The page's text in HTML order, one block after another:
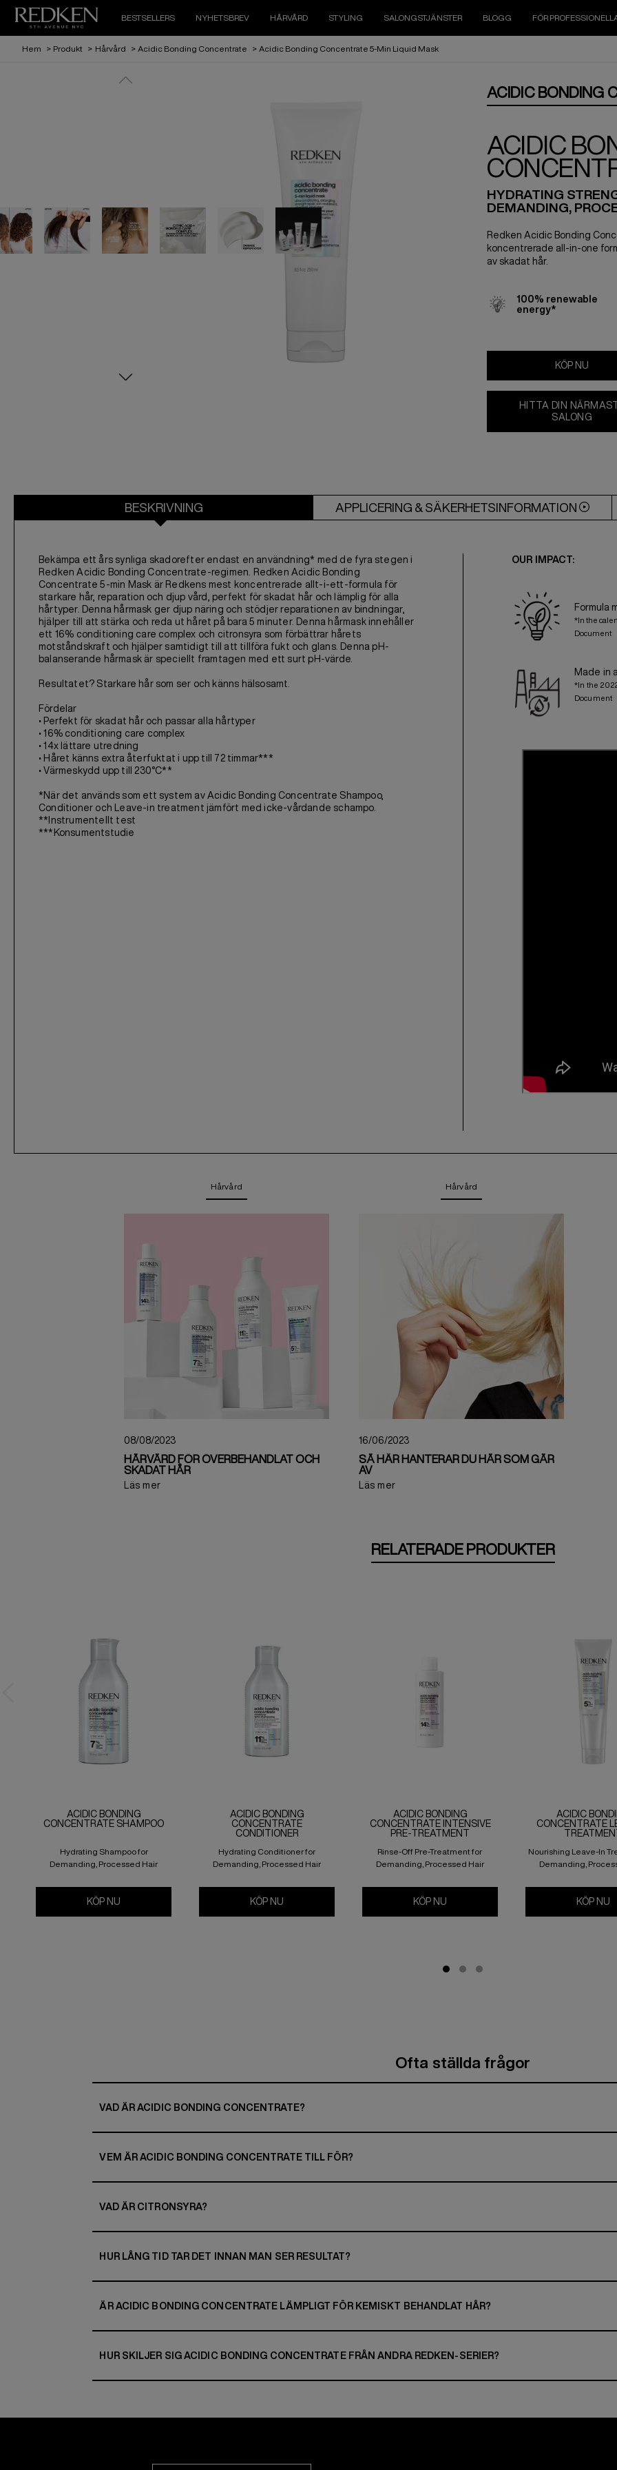
BESTSELLERS NYHETSBREV HÅRVÅRD STYLING SALONGSTJÄNSTER BLOGG FÖR
Hem > Produkt > Hårvård > Acidic Bonding Concentrate > Acidic Bonding Concentrate 5-Min Liquid Mask
ACIDIC BONDING
ACIDIC
HYDRATING
DEMANDING,
Redken Acidic Bonding
koncentrerade all-in-one
av skadat hår.
100% renewable
energy*
KÖP NU
HITTA DIN
SALONG
BESKRIVNING APPLICERING & SÄKERHETSINFORMATION
Bekämpa ett års synliga skadorefter endast en användning* med de fyra stegen i
Redken Acidic Bonding Concentrate-regimen. Redken Acidic Bonding
Concentrate 5-min Mask är Redkens mest koncentrerade allt-i-ett-formula för
starkare hår, reparation och djup vård, perfekt för skadat hår och lämplig för alla
hårtyper. Denna hårmask ger djup näring och stödjer reparationen av bindningar,
hjälper till att stärka och reda ut håret på bara 5 minuter. Denna hårmask innehåller
ett 16% conditioning care complex och citronsyra som förbättrar hårets
motståndskraft och hjälper samtidigt till att tillföra fukt och glans. Denna pH-
balanserande hårmask är speciellt framtagen med ett surt pH-värde.
Resultatet? Starkare hår som ser och känns hälsosamt.
Fördelar
• Perfekt för skadat hår och passar alla hårtyper
• 16% conditioning care complex
• 14x lättare utredning
• Håret känns extra återfuktat i upp till 72 timmar***
• Värmeskydd upp till 230°C**
*När det används som ett system av Acidic Bonding Concentrate Shampoo,
Conditioner och Leave-in treatment jämfört med icke-vårdande schampo.
**Instrumentellt test
***Konsumentstudie
OUR IMPACT:
Formula
*In the
Document
Made in
*In the
Document
Hårvård
08/08/2023
HÅRVÅRD FÖR ÖVERBEHANDLAT OCH
SKADAT HÅR
Läs mer
Hårvård
16/06/2023
SÅ HÄR HANTERAR DU HÅR SOM GÅR
AV
Läs mer
RELATERADE PRODUKTER
ACIDIC BONDING
CONCENTRATE SHAMPOO
Hydrating Shampoo for
Demanding, Processed Hair
KÖP NU ACIDIC BONDING CONCENTRATE SHAMPOO
ACIDIC BONDING
CONCENTRATE
CONDITIONER
Hydrating Conditioner for
Demanding, Processed Hair
KÖP NU ACIDIC BONDING CONCENTRATE CONDITIONER
ACIDIC BONDING
CONCENTRATE INTENSIVE
PRE-TREATMENT
Rinse-Off Pre-Treatment for
Demanding, Processed Hair
KÖP NU ACIDIC BONDING CONCENTRATE
ACIDIC
CONCENTRATE
TREATMENT
Nourishing Leave-In
Demanding,
KÖP NU
Ofta ställda frågor
VAD ÄR ACIDIC BONDING CONCENTRATE?
VEM ÄR ACIDIC BONDING CONCENTRATE TILL FÖR?
VAD ÄR CITRONSYRA?
HUR LÅNG TID TAR DET INNAN MAN SER RESULTAT?
ÄR ACIDIC BONDING CONCENTRATE LÄMPLIGT FÖR KEMISKT BEHANDLAT HÅR?
HUR SKILJER SIG ACIDIC BONDING CONCENTRATE FRÅN ANDRA REDKEN-SERIER?